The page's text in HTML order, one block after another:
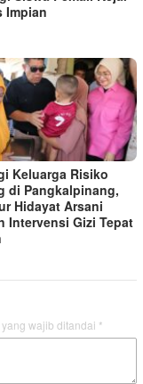
Impian
Keluarga Risiko
di Pangkalpinang,
Hidayat Arsani
Intervensi Gizi Tepat
wajib ditandai *